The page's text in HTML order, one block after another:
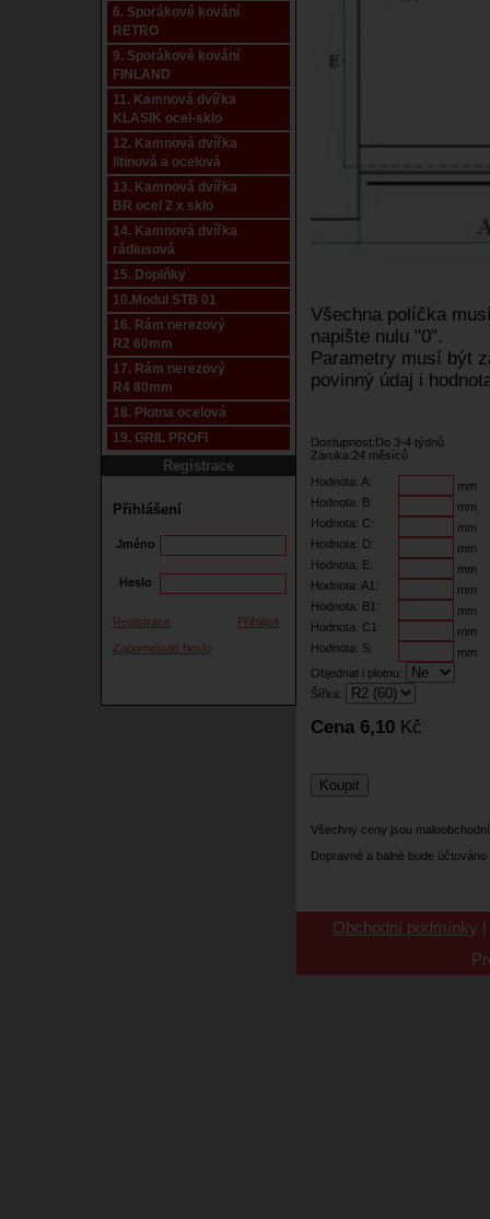
6. Sporákové kování
RETRO
9. Sporákové kování
FINLAND
11. Kamnová dvířka
KLASIK ocel-sklo
12. Kamnová dvířka
litinová a ocelová
13. Kamnová dvířka
BR ocel 2 x sklo
14. Kamnová dvířka
rádiusová
15. Doplňky
10.Modul STB 01
16. Rám nerezový
R2 60mm
17. Rám nerezový
R4 80mm
18. Plotna ocelová
19. GRIL PROFI
Registrace
Přihlášení
Jméno
Heslo
Registrace
Přihlásit
Zapomenuté heslo
Všechna políčka
napište nulu "0".
Parametry musí být
povinný údaj i
Dostupnost:Do 3-4 týdnů
Záruka:24 měsíců
Hodnota: A:
mm
Hodnota: B:
mm
Hodnota: C:
mm
Hodnota: D:
mm
Hodnota: E:
mm
Hodnota: A1:
mm
Hodnota: B1:
mm
Hodnota: C1:
mm
Hodnota: S:
mm
Objednat i plotnu:
Šířka:
Cena 6,10 Kč
Všechny ceny jsou
Dopravné a balné bude
Obchodní podmínky |